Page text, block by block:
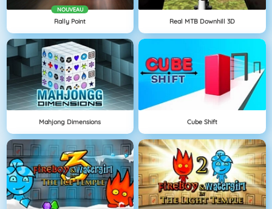
NOUVEAU
Rally Point Real MTB Downhill 3D
Mahjong Dimensions Cube Shift